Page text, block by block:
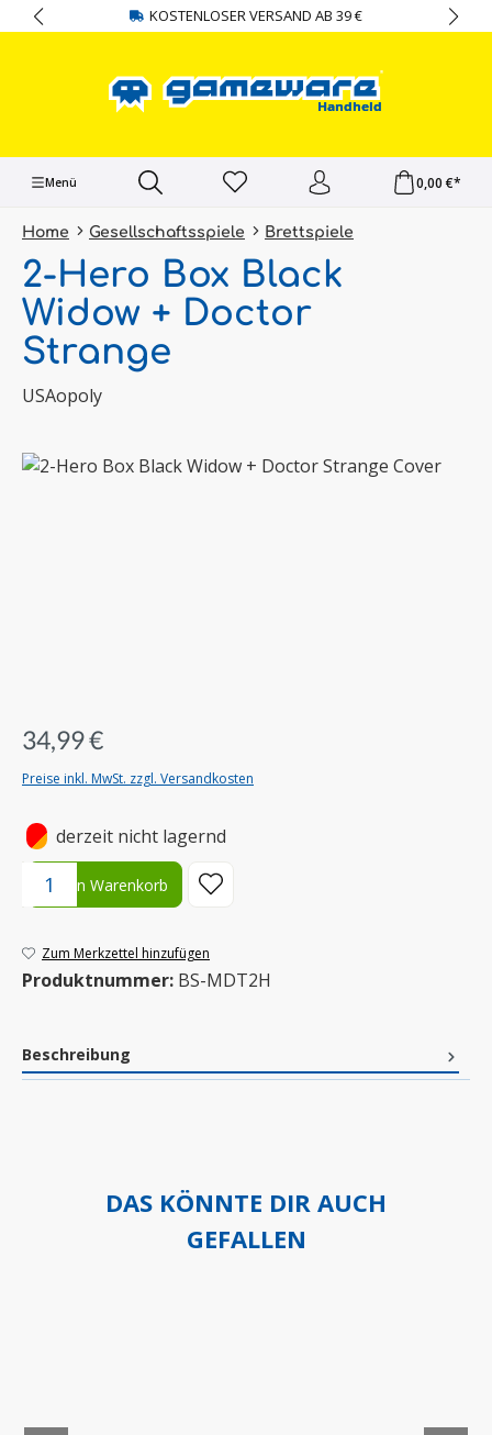
springen KOSTENLOSER VERSAND AB 39 €
Menü 0,00 €*
Home Gesellschaftsspiele Brettspiele
2-Hero Box Black
Widow + Doctor
Strange
USAopoly
Bildergalerie überspringen
34,99 €
Preise inkl. MwSt. zzgl. Versandkosten
• derzeit nicht lagernd
Produkt Anzahl: Gib den gewünschten Wert ein oder benutze
In den Warenkorb
Zum Merkzettel hinzufügen
Produktnummer: BS-MDT2H
Beschreibung
DAS KÖNNTE DIR AUCH
GEFALLEN